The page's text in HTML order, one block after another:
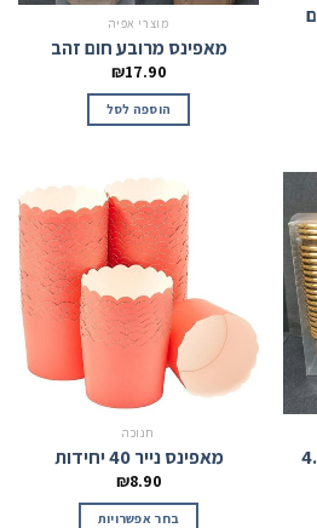
מוצרי אפיה
מאפינס מרובע חום זהב
₪17.90
הוספה לסל
חום זהב 4.5
חנוכה
מאפינס נייר 40 יחידות
₪8.90
בחר אפשרויות